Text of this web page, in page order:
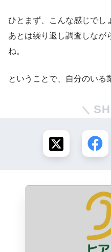
ひとまず、こんな感じでし
あとは繰り返し調査しなが
ね。
ということで、自分のいる